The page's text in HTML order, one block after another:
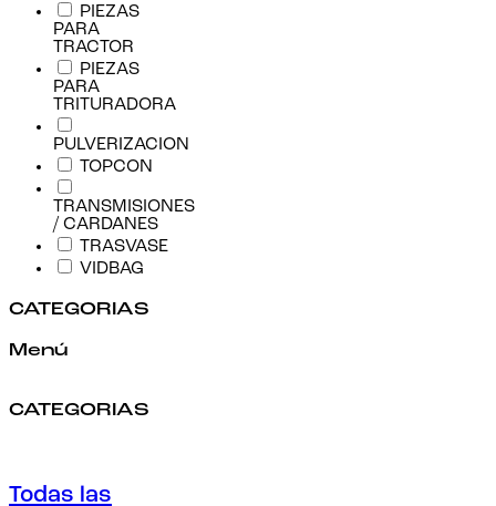
PIEZAS
PARA
TRACTOR
PIEZAS
PARA
TRITURADORA
PULVERIZACION
TOPCON
TRANSMISIONES
/ CARDANES
TRASVASE
VIDBAG
CATEGORIAS
Menú
CATEGORIAS
Todas las